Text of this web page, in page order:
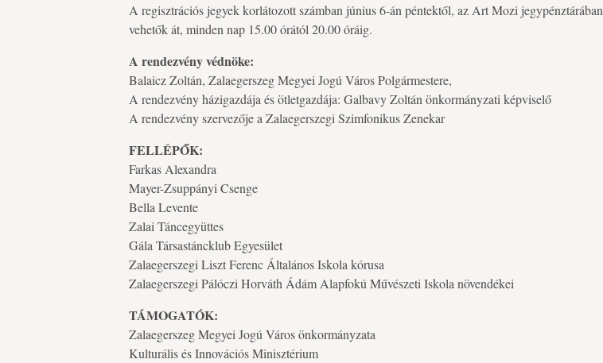
A regisztrációs jegyek korlátozott számban június 6-án péntektől, az Art Mozi jegypénztárában
vehetők át, minden nap 15.00 órától 20.00 óráig.
A rendezvény védnöke:
Balaicz Zoltán, Zalaegerszeg Megyei Jogú Város Polgármestere,
A rendezvény házigazdája és ötletgazdája: Galbavy Zoltán önkormányzati képviselő
A rendezvény szervezője a Zalaegerszegi Szimfonikus Zenekar
FELLÉPŐK:
Farkas Alexandra
Mayer-Zsuppányi Csenge
Bella Levente
Zalai Táncegyüttes
Gála Társastáncklub Egyesület
Zalaegerszegi Liszt Ferenc Általános Iskola kórusa
Zalaegerszegi Pálóczi Horváth Ádám Alapfokú Művészeti Iskola növendékei
TÁMOGATÓK:
Zalaegerszeg Megyei Jogú Város önkormányzata
Kulturális és Innovációs Minisztérium